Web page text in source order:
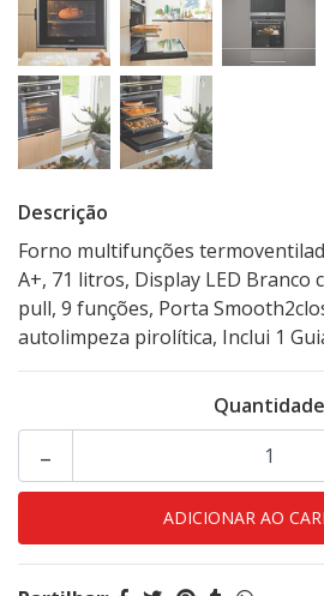
Descrição
Forno multifunções
A+, 71 litros, Display LED Branco
pull, 9 funções, Porta
autolimpeza pirolítica, Inclui 1
Quantidade
-